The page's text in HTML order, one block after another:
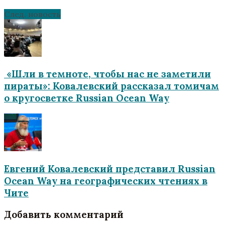
След. новость
«Шли в темноте, чтобы нас не заметили
пираты»‎: Ковалевский рассказал томичам
о кругосветке Russian Ocean Way
Евгений Ковалевский представил Russian
Ocean Way на географических чтениях в
Чите
Добавить комментарий